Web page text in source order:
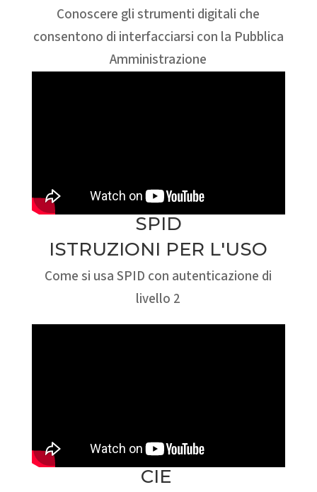
Conoscere gli strumenti digitali che
consentono di interfacciarsi con la Pubblica
Amministrazione
SPID
ISTRUZIONI PER L'USO
Come si usa SPID con autenticazione di
livello 2
CIE